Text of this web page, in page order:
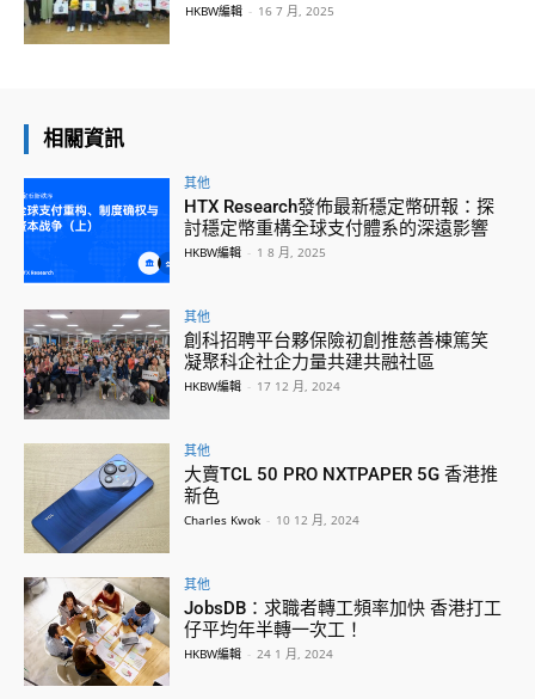
HKBW編輯 - 16 7 月, 2025
相關資訊
其他
HTX Research發佈最新穩定幣研報：探
討穩定幣重構全球支付體系的深遠影響
HKBW編輯 - 1 8 月, 2025
其他
創科招聘平台夥保險初創推慈善棟篤笑
凝聚科企社企力量共建共融社區
HKBW編輯 - 17 12 月, 2024
其他
大賣TCL 50 PRO NXTPAPER 5G 香港推
新色
Charles Kwok - 10 12 月, 2024
其他
JobsDB：求職者轉工頻率加快 香港打工
仔平均年半轉一次工！
HKBW編輯 - 24 1 月, 2024